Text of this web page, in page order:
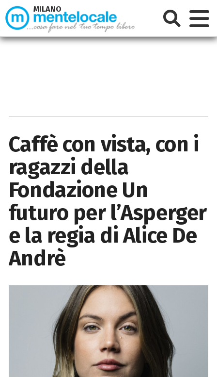
Caffè con vista, con i
ragazzi della
Fondazione Un
futuro per l’Asperger
e la regia di Alice De
Andrè
MILANO